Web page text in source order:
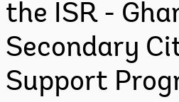
the ISR -
Secondary
Support